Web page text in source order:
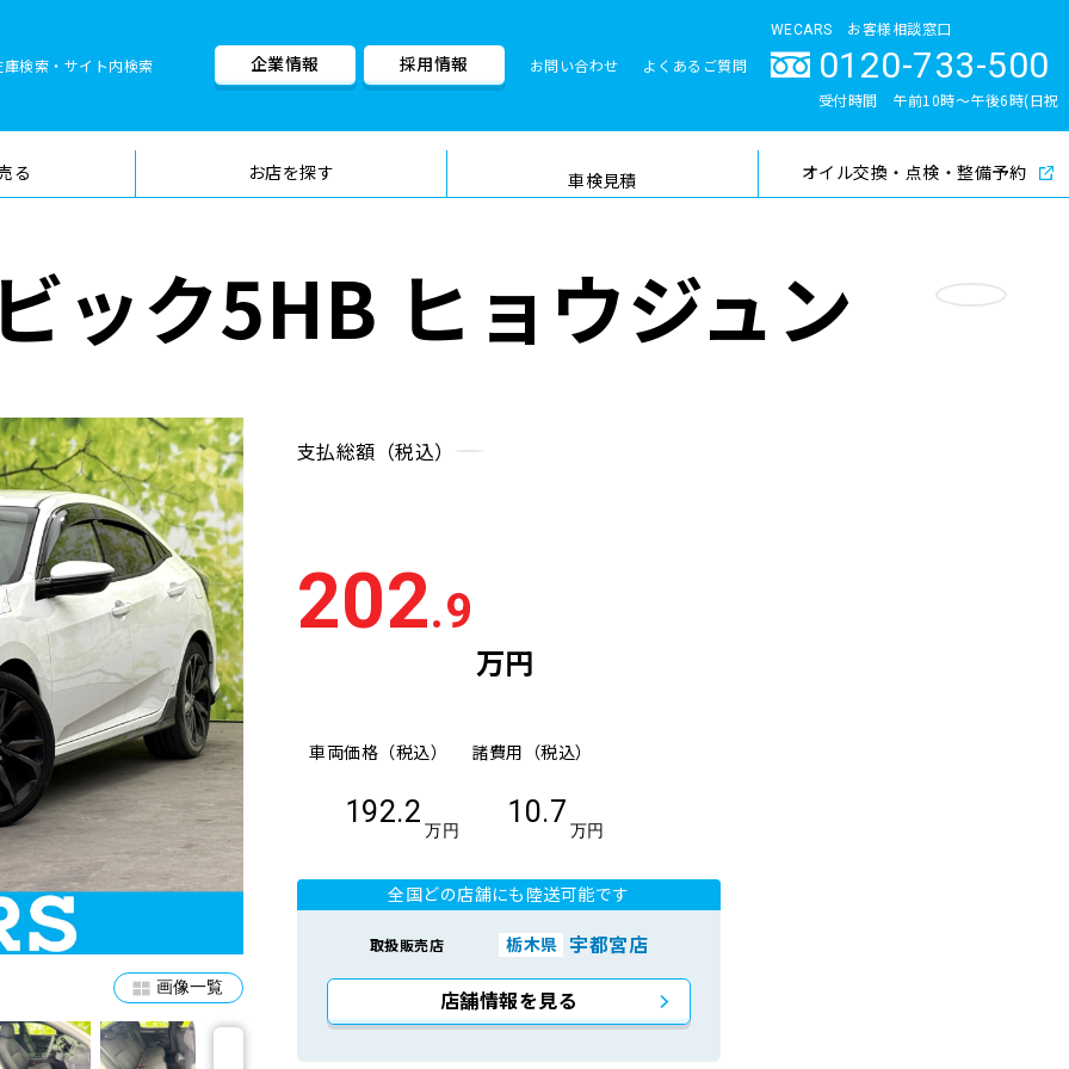
庫検索・サイト内検索
検索
企業情報 採用情報 お問い合わせ よくあるご質問
WECARS お客様相談窓口
0120-733-500
受付時間 午前10時〜午後6時(日祝
る お店を探す 車検見積
車検料金・メニュー 品質管理とサポート体制
オイル交換・点検・整備予約
ック5HB ヒョウジュン お気に入り
画像一覧
支払総額（税込）
202.9
万円
車両価格（税込）
192.2
万円
諸費用（税込）
10.7
万円
全国どの店舗にも陸送可能です
取扱販売店 栃木県 宇都宮店
店舗情報を見る